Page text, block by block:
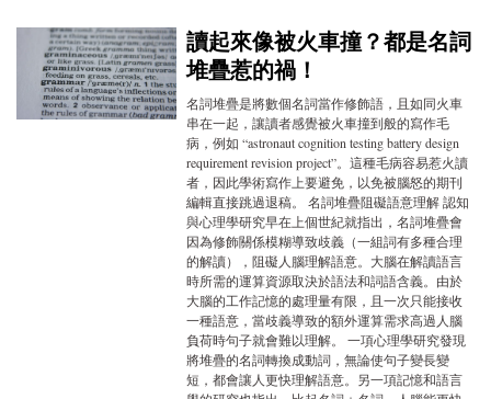
讀起來像被火車撞？都是名詞
堆疊惹的禍！
名詞堆疊是將數個名詞當作修飾語，且如同火車
串在一起，讓讀者感覺被火車撞到般的寫作毛
病，例如 “astronaut cognition testing battery design
requirement revision project”。這種毛病容易惹火讀
者，因此學術寫作上要避免，以免被腦怒的期刊
編輯直接跳過退稿。 名詞堆疊阻礙語意理解 認知
與心理學研究早在上個世紀就指出，名詞堆疊會
因為修飾關係模糊導致歧義（一組詞有多種合理
的解讀），阻礙人腦理解語意。大腦在解讀語言
時所需的運算資源取決於語法和詞語含義。由於
大腦的工作記憶的處理量有限，且一次只能接收
一種語意，當歧義導致的額外運算需求高過人腦
負荷時句子就會難以理解。 一項心理學研究發現
將堆疊的名詞轉換成動詞，無論使句子變長變
短，都會讓人更快理解語意。另一項記憶和語言